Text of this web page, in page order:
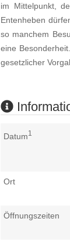
im Mittelpunkt,
Entenheben
so manchem
eine
gesetzlicher
Datum1
Ort
Öffnungszeiten